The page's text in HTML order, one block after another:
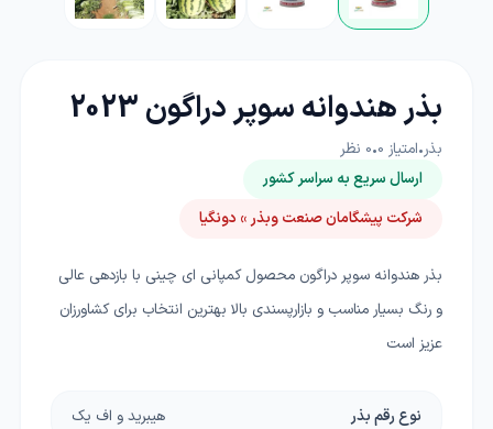
بذر هندوانه سوپر دراگون 2023
بذر•امتیاز 0
•
0 نظر
ارسال سریع به سراسر کشور
شرکت پیشگامان صنعت وبذر » دونگیا
بذر هندوانه سوپر دراگون محصول کمپانی ای چینی با بازدهی عالی
و رنگ بسیار مناسب و بازارپسندی بالا بهترین انتخاب برای کشاورزان
عزیز است
نوع رقم بذر هیبرید و اف یک